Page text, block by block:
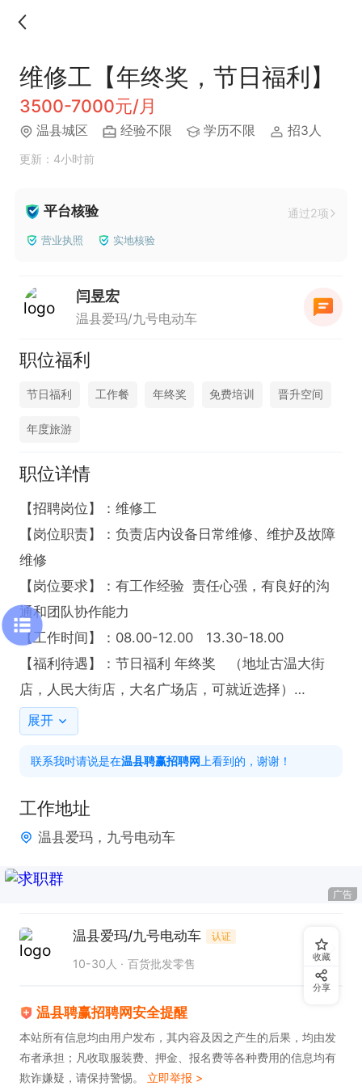
维修工【年终奖，节日福利】
3500-7000元/月
温县城区 经验不限 学历不限 招3人
更新：4小时前
平台核验 通过2项
营业执照 实地核验
闫昱宏
温县爱玛/九号电动车
职位福利
节日福利 工作餐 年终奖 免费培训 晋升空间
年度旅游
职位详情
【招聘岗位】：维修工
【岗位职责】：负责店内设备日常维修、维护及故障
维修
【岗位要求】：有工作经验  责任心强，有良好的沟
通和团队协作能力
【工作时间】：08.00-12.00   13.30-18.00
【福利待遇】：节日福利 年终奖   （地址古温大街
店，人民大街店，大名广场店，可就近选择）
打电话时请说是在温县招聘网上看到的，谢谢！
展开
联系我时请说是在温县聘赢招聘网 上看到的，谢谢！
工作地址
温县爱玛，九号电动车
广告
温县爱玛/九号电动车 认证
10-30人 百货批发零售
温县聘赢招聘网安全提醒
本站所有信息均由用户发布，其内容及因之产生的后果，均由发
布者承担；凡收取服装费、押金、报名费等各种费用的信息均有
欺诈嫌疑，请保持警惕。 立即举报 >
收藏
分享